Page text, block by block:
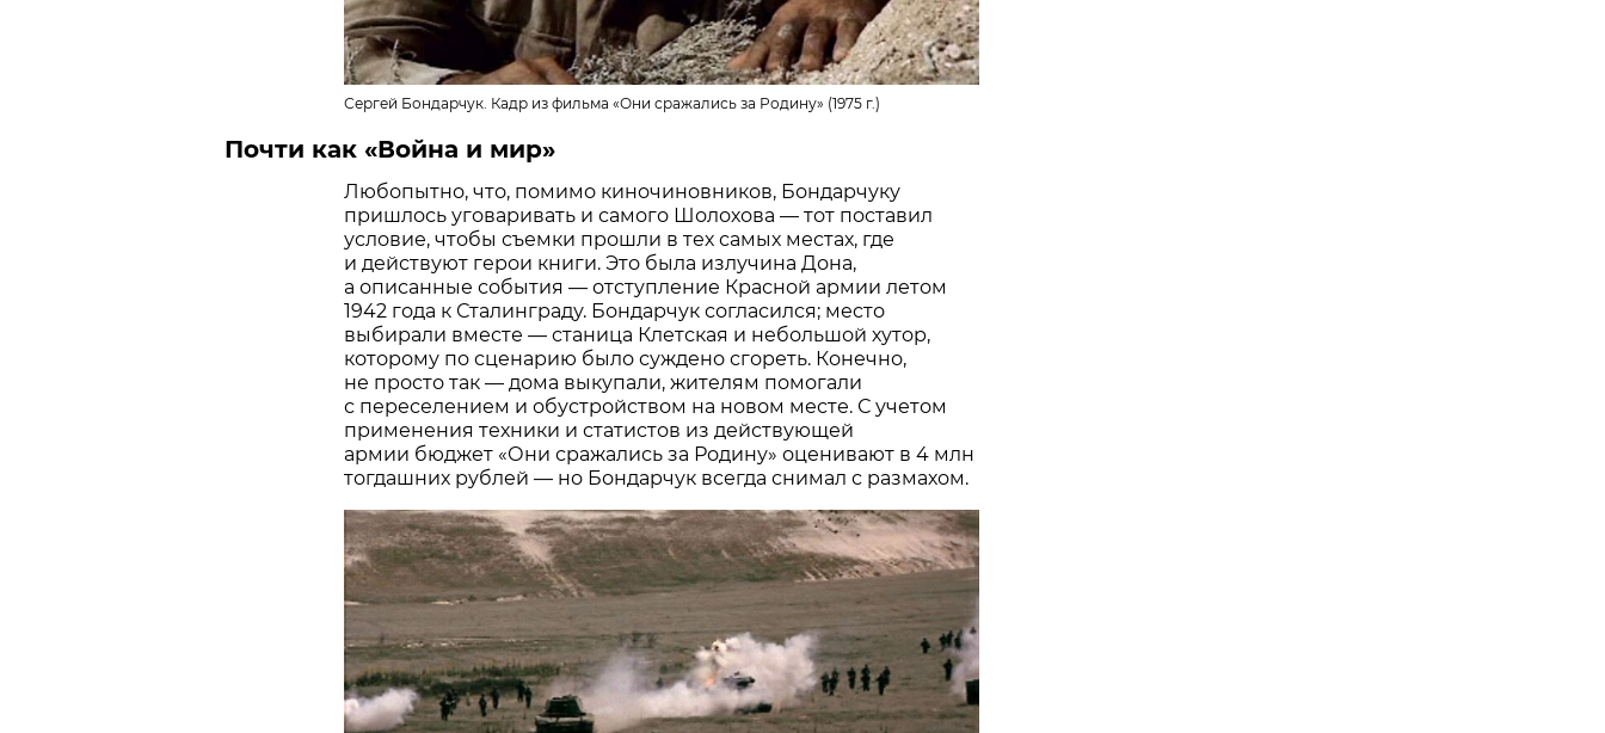
Сергей Бондарчук. Кадр из фильма «Они сражались за Родину» (1975 г.)
Почти как «Война и мир»
Любопытно, что, помимо киночиновников, Бондарчуку
пришлось уговаривать и самого Шолохова — тот поставил
условие, чтобы съемки прошли в тех самых местах, где
и действуют герои книги. Это была излучина Дона,
а описанные события — отступление Красной армии летом
1942 года к Сталинграду. Бондарчук согласился; место
выбирали вместе — станица Клетская и небольшой хутор,
которому по сценарию было суждено сгореть. Конечно,
не просто так — дома выкупали, жителям помогали
с переселением и обустройством на новом месте. С учетом
применения техники и статистов из действующей
армии бюджет «Они сражались за Родину» оценивают в 4 млн
тогдашних рублей — но Бондарчук всегда снимал с размахом.